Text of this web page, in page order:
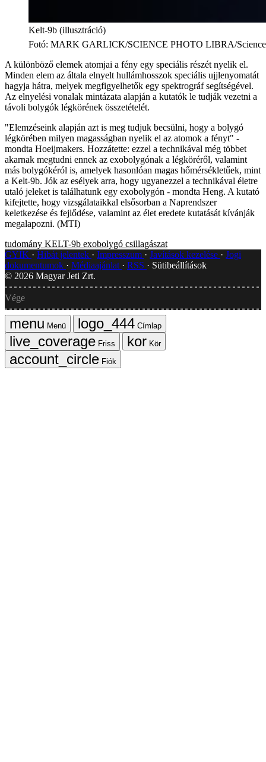
Kelt-9b (illusztráció)
Fotó: MARK GARLICK/SCIENCE PHOTO LIBRA/
A különböző elemek atomjai a fény egy speciális részét nyelik el.
Minden elem az általa elnyelt hullámhosszok speciális ujjlenyomatát
hagyja hátra, melyek megfigyelhetők egy spektrográf segítségével.
Az elnyelési vonalak mintázata alapján a kutatók le tudják vezetni a
távoli bolygók légkörének összetételét.
"Elemzéseink alapján azt is meg tudjuk becsülni, hogy a bolygó
légkörében milyen magasságban nyelik el az atomok a fényt" -
mondta Hoeijmakers. Hozzátette: ezzel a technikával még többet
akarnak megtudni ennek az exobolygónak a légköréről, valamint
más bolygókéról is, amelyek hasonlóan magas hőmérsékletűek, mint
a Kelt-9b. Jók az esélyek arra, hogy ugyanezzel a technikával életre
utaló jeleket is találhatunk egy exobolygón - mondta Heng. A kutató
kifejtette, hogy vizsgálataikkal elsősorban a Naprendszer
keletkezése és fejlődése, valamint az élet eredete kutatását kívánják
megalapozni. (MTI)
tudomány KELT-9b exobolygó csillagászat
GYIK
Hibát jelentek Impresszum Javítások kezelése
Jogi
dokumentumok
Médiaajánlat RSS
Sütibeállítások
© 2026 Magyar Jeti Zrt.
Vége
Menü
Címlap
Friss
Kör
Fiók